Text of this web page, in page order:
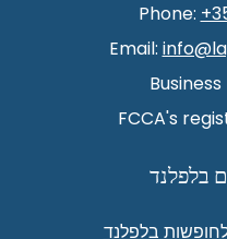
Phone:
Email:
FCCA's
בלפלנד
בלפלנד